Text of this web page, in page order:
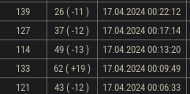
139 26 ( -11 )
17.04.2024 00:22:12
127 37 ( -12 )
17.04.2024 00:17:14
114 49 ( -13 )
17.04.2024 00:13:20
133 62 ( +19 )
17.04.2024 00:09:49
121 43 ( -12 )
17.04.2024 00:06:33